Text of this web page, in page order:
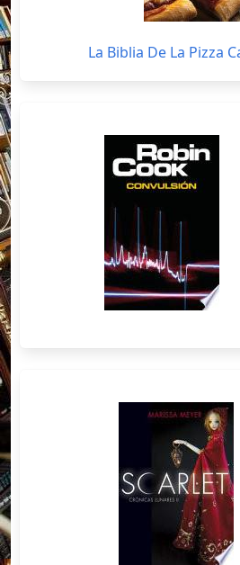
La Biblia De La Pizza